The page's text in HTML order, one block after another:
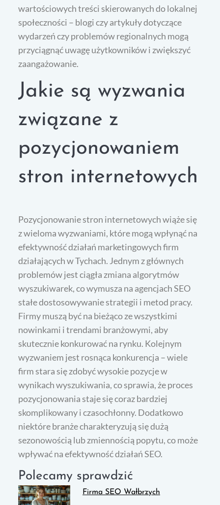
wartościowych treści skierowanych do lokalnej
społeczności – blogi czy artykuły dotyczące
wydarzeń czy problemów regionalnych mogą
przyciągnąć uwagę użytkowników i zwiększyć
zaangażowanie.
Jakie są wyzwania
związane z
pozycjonowaniem
stron internetowych
Pozycjonowanie stron internetowych wiąże się
z wieloma wyzwaniami, które mogą wpłynąć na
efektywność działań marketingowych firm
działających w Tychach. Jednym z głównych
problemów jest ciągła zmiana algorytmów
wyszukiwarek, co wymusza na agencjach SEO
stałe dostosowywanie strategii i metod pracy.
Firmy muszą być na bieżąco ze wszystkimi
nowinkami i trendami branżowymi, aby
skutecznie konkurować na rynku. Kolejnym
wyzwaniem jest rosnąca konkurencja – wiele
firm stara się zdobyć wysokie pozycje w
wynikach wyszukiwania, co sprawia, że proces
pozycjonowania staje się coraz bardziej
skomplikowany i czasochłonny. Dodatkowo
niektóre branże charakteryzują się dużą
sezonowością lub zmiennością popytu, co może
wpływać na efektywność działań SEO.
Polecamy sprawdzić
Firma SEO Wałbrzych